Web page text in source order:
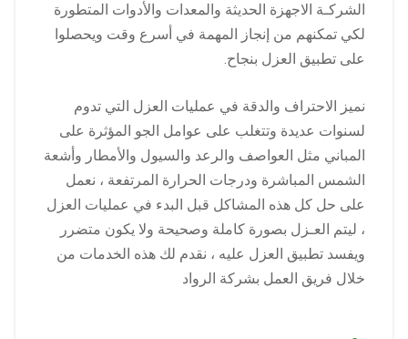
الشركـة الاجهزة الحديثة والمعدات والأدوات المتطورة
لكي تمكنهم من إنجاز المهمة في أسرع وقت ويحصلوا
على تطبيق العزل بنجاح.
نميز الاحتراف والدقة في عمليات العزل التي تدوم
لسنوات عديدة وتتغلب على عوامل الجو المؤثرة على
المباني مثل العواصف والرعد والسيول والأمطار وأشعة
الشمس المباشرة ودرجات الحرارة المرتفعة ، نعمل
على حل كل هذه المشاكل قبل البدء في عمليات العزل
، ليتم العـزل بصورة كاملة وصحيحة ولا يكون متضرر
ويفسد تطبيق العزل عليه ، نقدم لك هذه الخدمات من
خلال فريق العمل بشركة الرواد